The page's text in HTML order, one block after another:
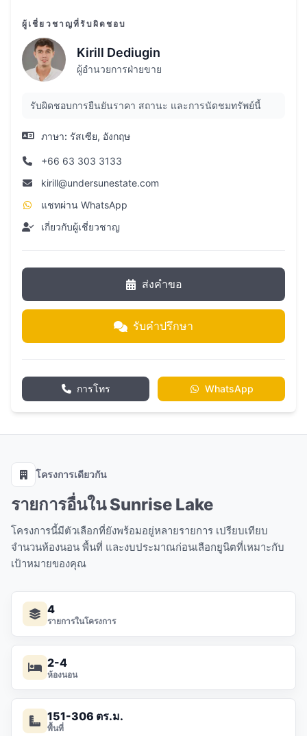
การรักษาความปลอดภัยตลอด 24 ชั่วโมงและ
การเฝ้าระวังวิดีโอ
อย่าพลาดโอกาสที่จะซื้ออสังหาริมทรัพย์ในจังหวัด
คุณที่ซันไรส์เลค!
ผู้เชี่ยวชาญที่รับผิดชอบ
Kirill Dediugin
ผู้อำนวยการฝ่ายขาย
รับผิดชอบการยืนยันราคา สถานะ และการนัดชมทรัพย์นี้
ภาษา: รัสเซีย, อังกฤษ
+66 63 303 3133
kirill@undersunestate.com
แชทผ่าน WhatsApp
เกี่ยวกับผู้เชี่ยวชาญ
ส่งคำขอ
รับคำปรึกษา
การโทร WhatsApp
โครงการเดียวกัน
รายการอื่นใน Sunrise Lake
โครงการนี้มีตัวเลือกที่ยังพร้อมอยู่หลายรายการ เปรียบเทียบ
จำนวนห้องนอน พื้นที่ และงบประมาณก่อนเลือกยูนิตที่เหมาะกับ
เป้าหมายของคุณ
4
รายการในโครงการ
2-4
ห้องนอน
151-306 ตร.ม.
พื้นที่